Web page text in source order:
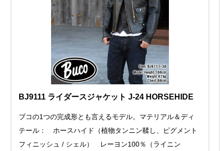
BJ9111 ライダースジャケット J-24 HORSEHIDE
ブコの1つの完成形とも言えるモデル。マテリアル＆ディ
テール： ホースハイド（植物タンニン鞣し、ピグメント
フィニッシュ / シェル） レーヨン100％（ライニン